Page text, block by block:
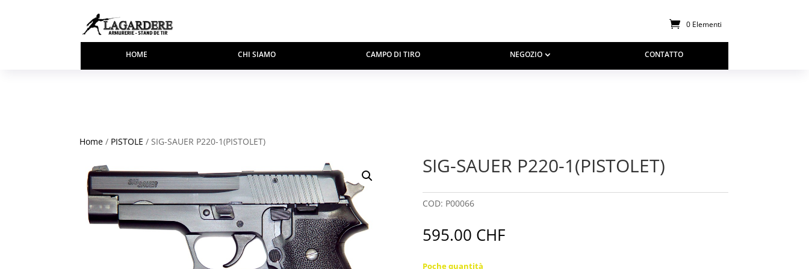
0 Elementi
HOME CHI SIAMO CAMPO DI TIRO NEGOZIO CONTATTO
Home / PISTOLE / SIG-SAUER P220-1(PISTOLET)
SIG-SAUER P220-1(PISTOLET)
COD: P00066
595.00 CHF
Poche quantità